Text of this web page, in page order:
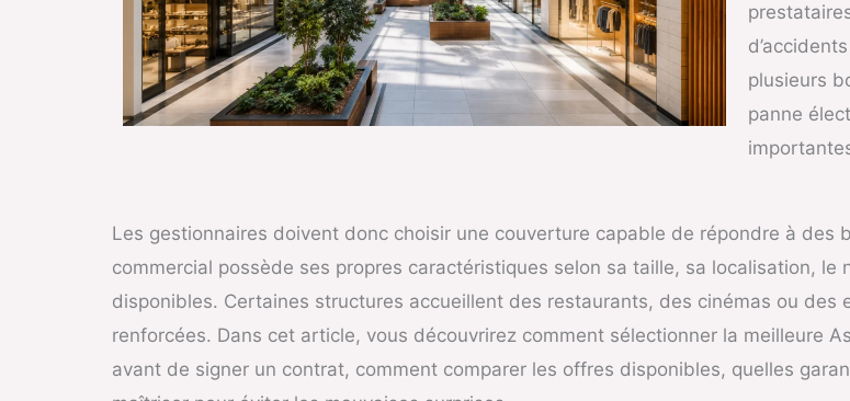
plusieurs
panne
Les gestionnaires doivent donc choisir une couverture capable de répondre à des
commercial possède ses propres caractéristiques selon sa taille, sa localisation,
disponibles. Certaines structures accueillent des restaurants, des cinémas ou des
renforcées. Dans cet article, vous découvrirez comment sélectionner la meilleure
avant de signer un contrat, comment comparer les offres disponibles, quelles